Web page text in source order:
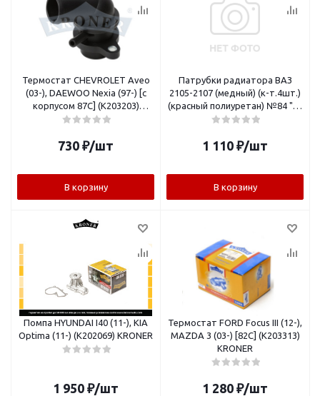
Термостат CHEVROLET Aveo
(03-), DAEWOO Nexia (97-) [с
корпусом 87C] (K203203)
KRONER
730 ₽/шт
В корзину
Патрубки радиатора ВАЗ
2105-2107 (медный) (к-т.4шт.)
(красный полиуретан) №84 "A-
Sport"
1 110 ₽/шт
В корзину
Помпа HYUNDAI I40 (11-), KIA
Optima (11-) (K202069) KRONER
1 950 ₽/шт
Термостат FORD Focus III (12-),
MAZDA 3 (03-) [82C] (K203313)
KRONER
1 280 ₽/шт